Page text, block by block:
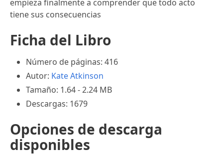
empieza finalmente a comprender que todo acto
tiene sus consecuencias
Ficha del Libro
Número de páginas: 416
Autor: Kate Atkinson
Tamaño: 1.64 - 2.24 MB
Descargas: 1679
Opciones de descarga
disponibles